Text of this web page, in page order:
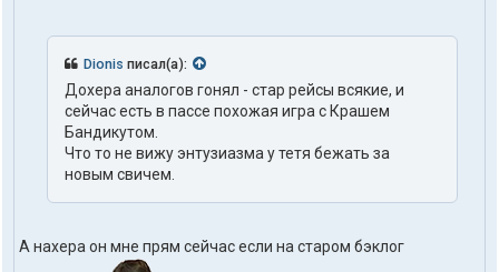
Dionis писал(а):
Дохера аналогов гонял - стар рейсы всякие, и
сейчас есть в пассе похожая игра с Крашем
Бандикутом.
Что то не вижу энтузиазма у тетя бежать за
новым свичем.
А нахера он мне прям сейчас если на старом бэклог